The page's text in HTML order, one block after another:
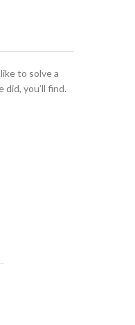
to solve a
you’ll find.